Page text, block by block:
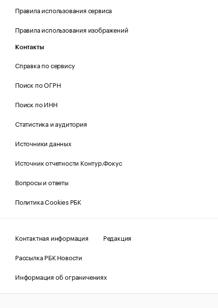
Правила использования сервиса
Правила использования изображений
Контакты
Справка по сервису
Поиск по ОГРН
Поиск по ИНН
Статистика и аудитория
Источники данных
Источник отчетности Контур.Фокус
Вопросы и ответы
Политика Cookies РБК
Контактная информация
Редакция
Рассылка РБК Новости
Информация об ограничениях
Правовая информация
О соблюдении авторских прав